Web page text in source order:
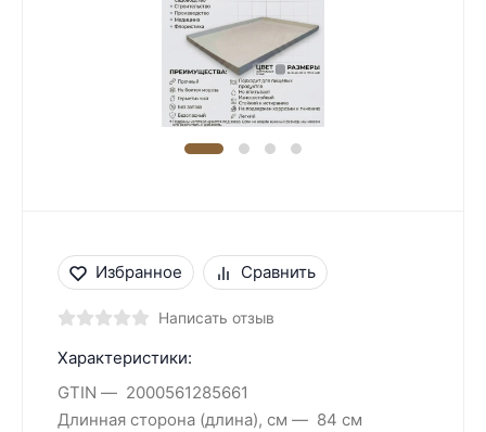
Избранное Сравнить
Написать отзыв
Характеристики:
GTIN
2000561285661
Длинная сторона (длина), см
84 см